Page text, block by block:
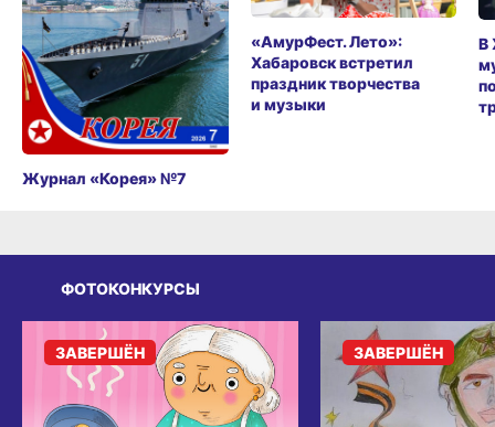
Журнал «Корея» №7
«АмурФест. Лето»:
Хабаровск встретил
праздник творчества
и музыки
В
ФОТОКОНКУРСЫ
ЗАВЕРШЁН ЗАВЕРШЁН